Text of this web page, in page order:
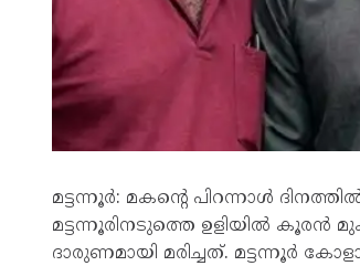
മട്ടന്നൂർ: മകൻ്റെ പിറന്നാൾ
മട്ടന്നൂരിനടുത്തെ ഉളിയിൽ കൂരൻ
ദാരുണമായി മരിച്ചത്. മട്ടന്നൂർ